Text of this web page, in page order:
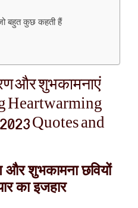
बहुत कुछ कहती हैं
और शुभकामनाएं
Heartwarming
Quotes and
और शुभकामना छवियों
का इजहार